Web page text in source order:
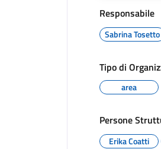
Responsabile
Sabrina Tosetto
Tipo di
area
Persone
Erika Coatti